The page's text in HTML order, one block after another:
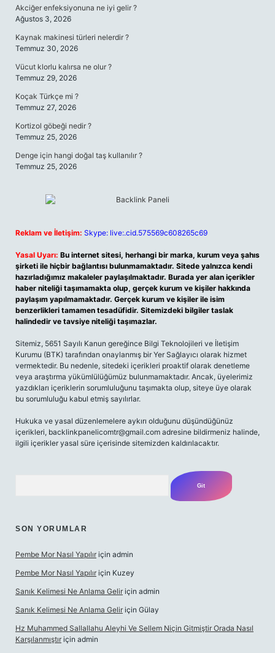
Akciğer enfeksiyonuna ne iyi gelir ?
Ağustos 3, 2026
Kaynak makinesi türleri nelerdir ?
Temmuz 30, 2026
Vücut klorlu kalırsa ne olur ?
Temmuz 29, 2026
Koçak Türkçe mi ?
Temmuz 27, 2026
Kortizol göbeği nedir ?
Temmuz 25, 2026
Denge için hangi doğal taş kullanılır ?
Temmuz 25, 2026
Reklam ve İletişim: Skype: live:.cid.575569c608265c69
Yasal Uyarı: Bu internet sitesi, herhangi bir marka, kurum veya şahıs
şirketi ile hiçbir bağlantısı bulunmamaktadır. Sitede yalnızca kendi
hazırladığımız makaleler paylaşılmaktadır. Burada yer alan içerikler
haber niteliği taşımamakta olup, gerçek kurum ve kişiler hakkında
paylaşım yapılmamaktadır. Gerçek kurum ve kişiler ile isim
benzerlikleri tamamen tesadüfidir. Sitemizdeki bilgiler taslak
halindedir ve tavsiye niteliği taşımazlar.
Sitemiz, 5651 Sayılı Kanun gereğince Bilgi Teknolojileri ve İletişim
Kurumu (BTK) tarafından onaylanmış bir Yer Sağlayıcı olarak hizmet
vermektedir. Bu nedenle, sitedeki içerikleri proaktif olarak denetleme
veya araştırma yükümlülüğümüz bulunmamaktadır. Ancak, üyelerimiz
yazdıkları içeriklerin sorumluluğunu taşımakta olup, siteye üye olarak
bu sorumluluğu kabul etmiş sayılırlar.
Hukuka ve yasal düzenlemelere aykırı olduğunu düşündüğünüz
içerikleri, backlinkpanelicomtr@gmail.com adresine bildirmeniz halinde,
ilgili içerikler yasal süre içerisinde sitemizden kaldırılacaktır.
SON YORUMLAR
Pembe Mor Nasıl Yapılır için admin
Pembe Mor Nasıl Yapılır için Kuzey
Sanık Kelimesi Ne Anlama Gelir için admin
Sanık Kelimesi Ne Anlama Gelir için Gülay
Hz Muhammed Sallallahu Aleyhi Ve Sellem Niçin Gitmiştir Orada Nasıl
Karşılanmıştır için admin